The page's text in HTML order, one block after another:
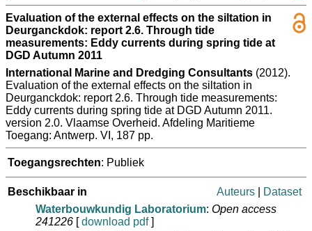
Evaluation of the external effects on the siltation in
Deurganckdok: report 2.6. Through tide
measurements: Eddy currents during spring tide at
DGD Autumn 2011
International Marine and Dredging Consultants (2012).
Evaluation of the external effects on the siltation in
Deurganckdok: report 2.6. Through tide measurements:
Eddy currents during spring tide at DGD Autumn 2011.
version 2.0. Vlaamse Overheid. Afdeling Maritieme
Toegang: Antwerp. VI, 187 pp.
Toegangsrechten: Publiek
Beschikbaar in Auteurs
Dataset
Waterbouwkundig Laboratorium: Open access
241226 [download pdf]